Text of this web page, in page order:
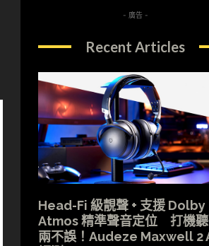
- 廣告 -
Recent Articles
Head-Fi 級靚聲 + 支援 Dolby
Atmos 精準聲音定位 打機
兩不誤！Audeze Maxwell 2